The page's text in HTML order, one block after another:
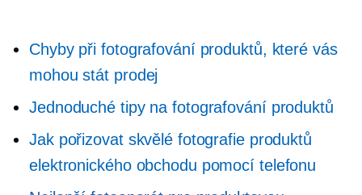
Chyby při fotografování produktů, které vás
mohou stát prodej
Jednoduché tipy na fotografování produktů
Jak pořizovat skvělé fotografie produktů
elektronického obchodu pomocí telefonu